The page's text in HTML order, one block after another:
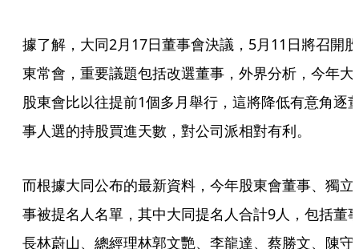
據了解，大同2月17日董事會決議，5月11日將召開股
東常會，重要議題包括改選董事，外界分析，今年大
股東會比以往提前1個多月舉行，這將降低有意角逐
事人選的持股買進天數，對公司派相對有利。
而根據大同公布的最新資料，今年股東會董事、獨立
事被提名人名單，其中大同提名人合計9人，包括董
長林蔚山、總經理林郭文艷、李龍達、蔡勝文、陳守